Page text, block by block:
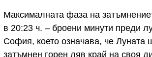
Максималната фаза на
в 20:23 ч. – броени минути преди
София, което означава, че Луната
затъмнен горен ляв край на своя